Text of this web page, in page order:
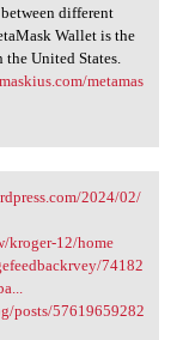
different
Wallet is the
United States.
metamas
2024/02/
kroger-12/home
74182
posts/57619659282